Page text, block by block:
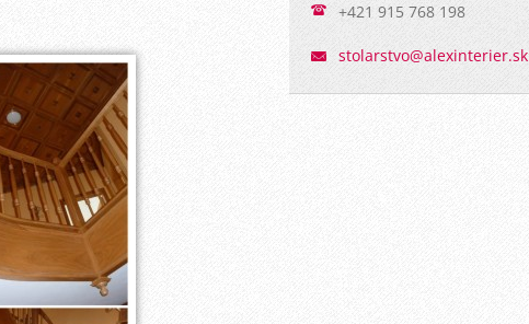
+421 915 768 198
stolarstvo@alexinterier.sk